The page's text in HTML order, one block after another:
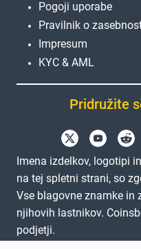
Pogoji uporabe
Pravilnik o
Impresum
KYC & AML
Pridružite
Imena izdelkov, logotipi
na tej spletni strani, so
Vse blagovne znamke in
njihovih lastnikov.
podjetji.